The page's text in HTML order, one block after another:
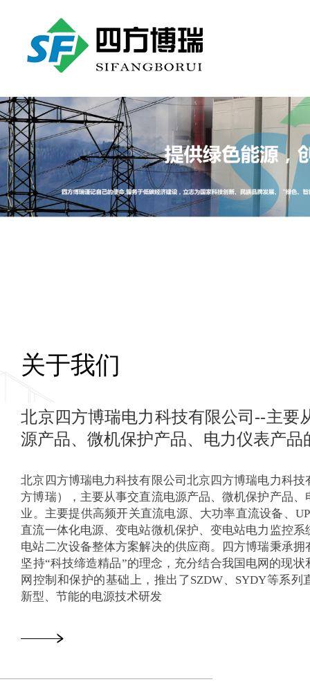
四方博瑞
了解更多>
关于我们
北京四方博瑞电力科技有限公司--主要
源产品、微机保护产品、电力仪表产品
北京四方博瑞电力科技有限公司北京四方博瑞电力科技
方博瑞），主要从事交直流电源产品、微机保护产品、
业。主要提供高频开关直流电源、大功率直流设备、
直流一体化电源、变电站微机保护、变电站电力监控系
电站二次设备整体方案解决的供应商。四方博瑞秉承拥
坚持“科技缔造精品”的理念，充分结合我国电网的现状
网控制和保护的基础上，推出了SZDW、SYDY等系列
新型、节能的电源技术研发